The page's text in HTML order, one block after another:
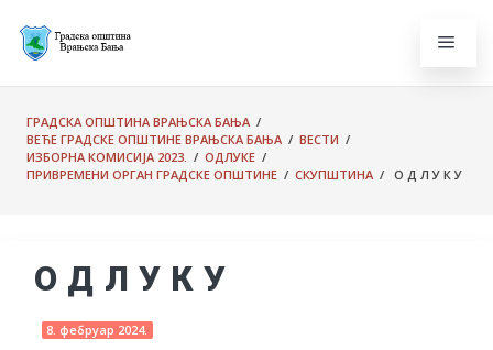
ГРАДСКА ОПШТИНА ВРАЊСКА БАЊА /
ВЕЋЕ ГРАДСКЕ ОПШТИНЕ ВРАЊСКА БАЊА / ВЕСТИ /
ИЗБОРНА КОМИСИЈА 2023. / ОДЛУКЕ /
ПРИВРЕМЕНИ ОРГАН ГРАДСКЕ ОПШТИНЕ / СКУПШТИНА / О Д Л У К У
О Д Л У К У
8. фебруар 2024.